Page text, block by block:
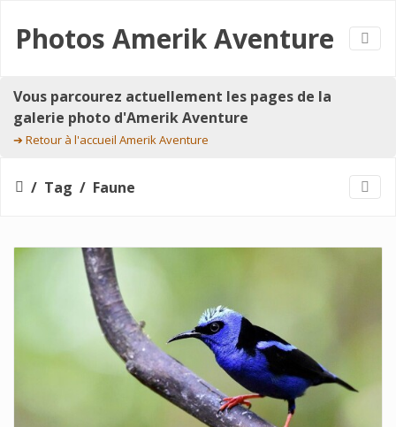
Photos Amerik Aventure
Vous parcourez actuellement les pages de la
galerie photo d'Amerik Aventure
➔ Retour à l'accueil Amerik Aventure
Tag Faune